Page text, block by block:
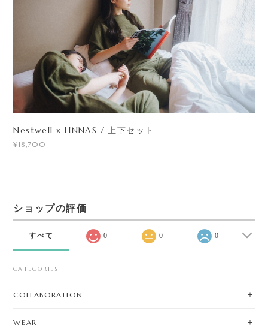
Nestwell x LINNAS / 上下セット
¥18,700
ショップの評価
すべて 0 0 0
CATEGORIES
COLLABORATION
WEAR